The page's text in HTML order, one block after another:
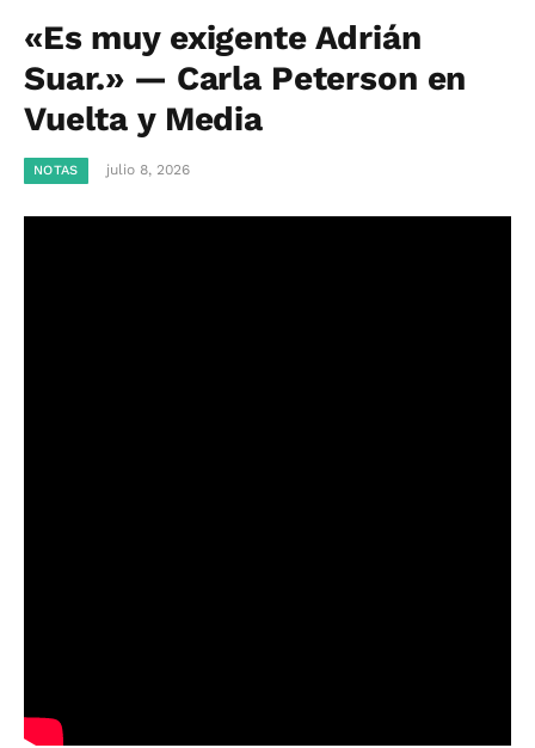
«Es muy exigente Adrián
Suar.» — Carla Peterson en
Vuelta y Media
NOTAS julio 8, 2026